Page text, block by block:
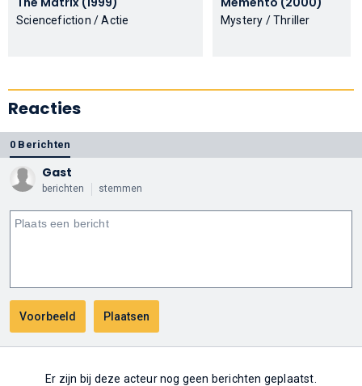
Sciencefiction / Actie Mystery / Thriller
Reacties
0 Berichten
Gast
berichten stemmen
Er zijn bij deze acteur nog geen berichten geplaatst.